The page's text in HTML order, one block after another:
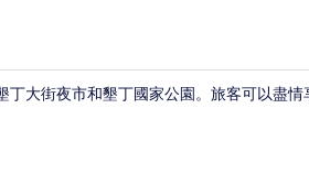
丁大街夜市和墾丁國家公園。旅客可以盡